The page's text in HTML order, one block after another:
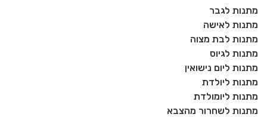
מתנות לגבר
מתנות לאישה
מתנות לבת מצוה
מתנות לגיוס
מתנות ליום נישואין
מתנות ליולדת
מתנות ליומולדת
מתנות לשחרור מהצבא